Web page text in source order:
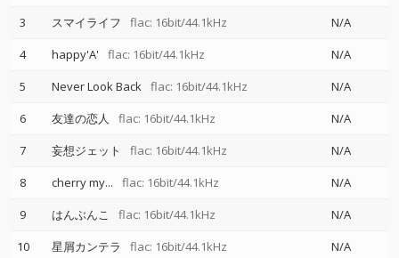
3
スマイライフ flac: 16bit/44.1kHz
N/A
4
happy'A' flac: 16bit/44.1kHz
N/A
5
Never Look Back flac: 16bit/44.1kHz
N/A
6
友達の恋人 flac: 16bit/44.1kHz
N/A
7
妄想ジェット flac: 16bit/44.1kHz
N/A
8
cherry my... flac: 16bit/44.1kHz
N/A
9
はんぶんこ flac: 16bit/44.1kHz
N/A
10
星屑カンテラ flac: 16bit/44.1kHz
N/A